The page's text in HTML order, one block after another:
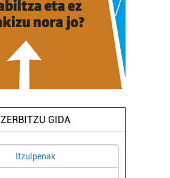
ZERBITZU GIDA
Itzulpenak